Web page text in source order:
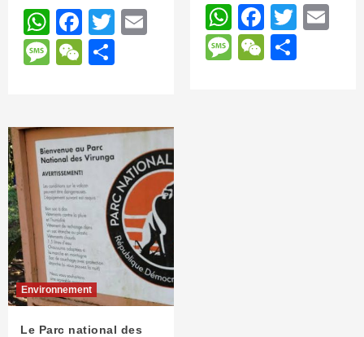
WhatsApp
Facebook
TwitterEmail
Message
WeChatPartager
WhatsApp
Message
WeChat
Environnement
Le Parc national des